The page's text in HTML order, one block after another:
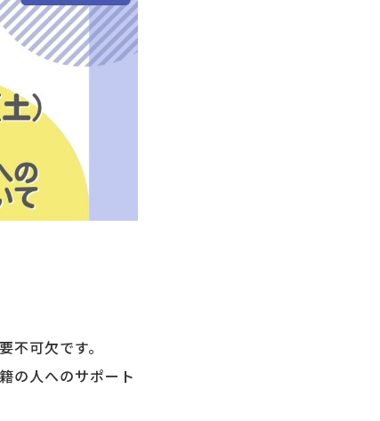
可欠です。
の人へのサポート